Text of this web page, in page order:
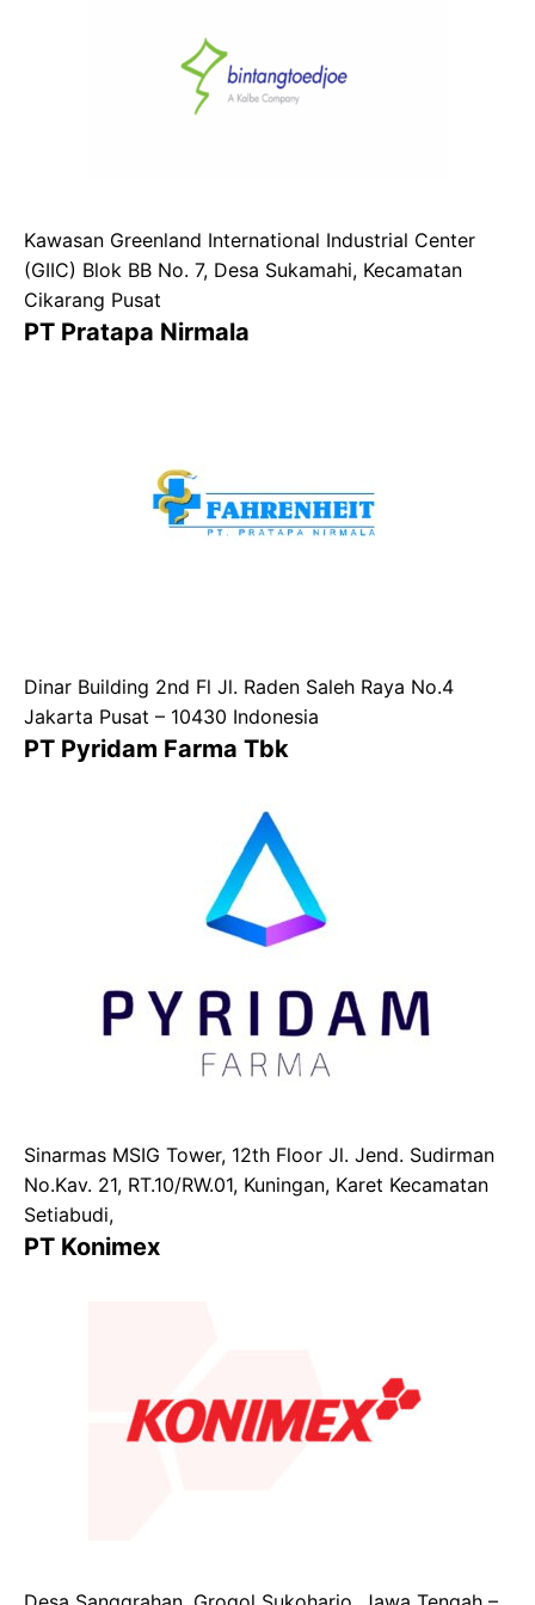
Kawasan Greenland International Industrial Center
(GIIC) Blok BB No. 7, Desa Sukamahi, Kecamatan
Cikarang Pusat
PT Pratapa Nirmala
Dinar Building 2nd Fl Jl. Raden Saleh Raya No.4
Jakarta Pusat – 10430 Indonesia
PT Pyridam Farma Tbk
Sinarmas MSIG Tower, 12th Floor Jl. Jend. Sudirman
No.Kav. 21, RT.10/RW.01, Kuningan, Karet Kecamatan
Setiabudi,
PT Konimex